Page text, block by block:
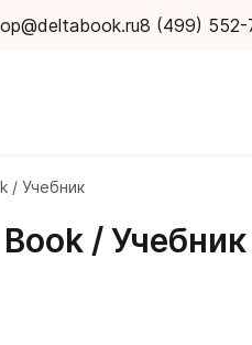
8 (499) 552-
/ Учебник
/ Учебник